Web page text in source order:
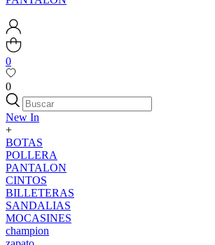
0
0
New In
+
BOTAS
POLLERA
PANTALON
CINTOS
BILLETERAS
SANDALIAS
MOCASINES
champion